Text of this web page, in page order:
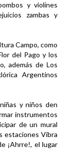
y violines
zambas y
Campo, como
del Pago y los
además de Los
Argentinos
y niños den
instrumentos
de un mural
estaciones Vibra
¡Ahrre!, el lugar